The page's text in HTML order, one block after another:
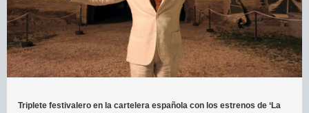
Triplete festivalero en la cartelera española con los estrenos de ‘La